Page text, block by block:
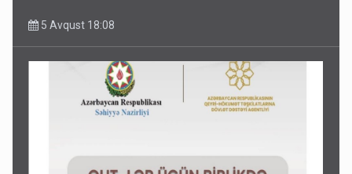
5 Avqust 18:08